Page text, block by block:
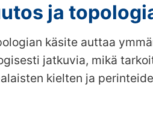
ja
käsite auttaa
jatkuvia, mikä
kielten ja